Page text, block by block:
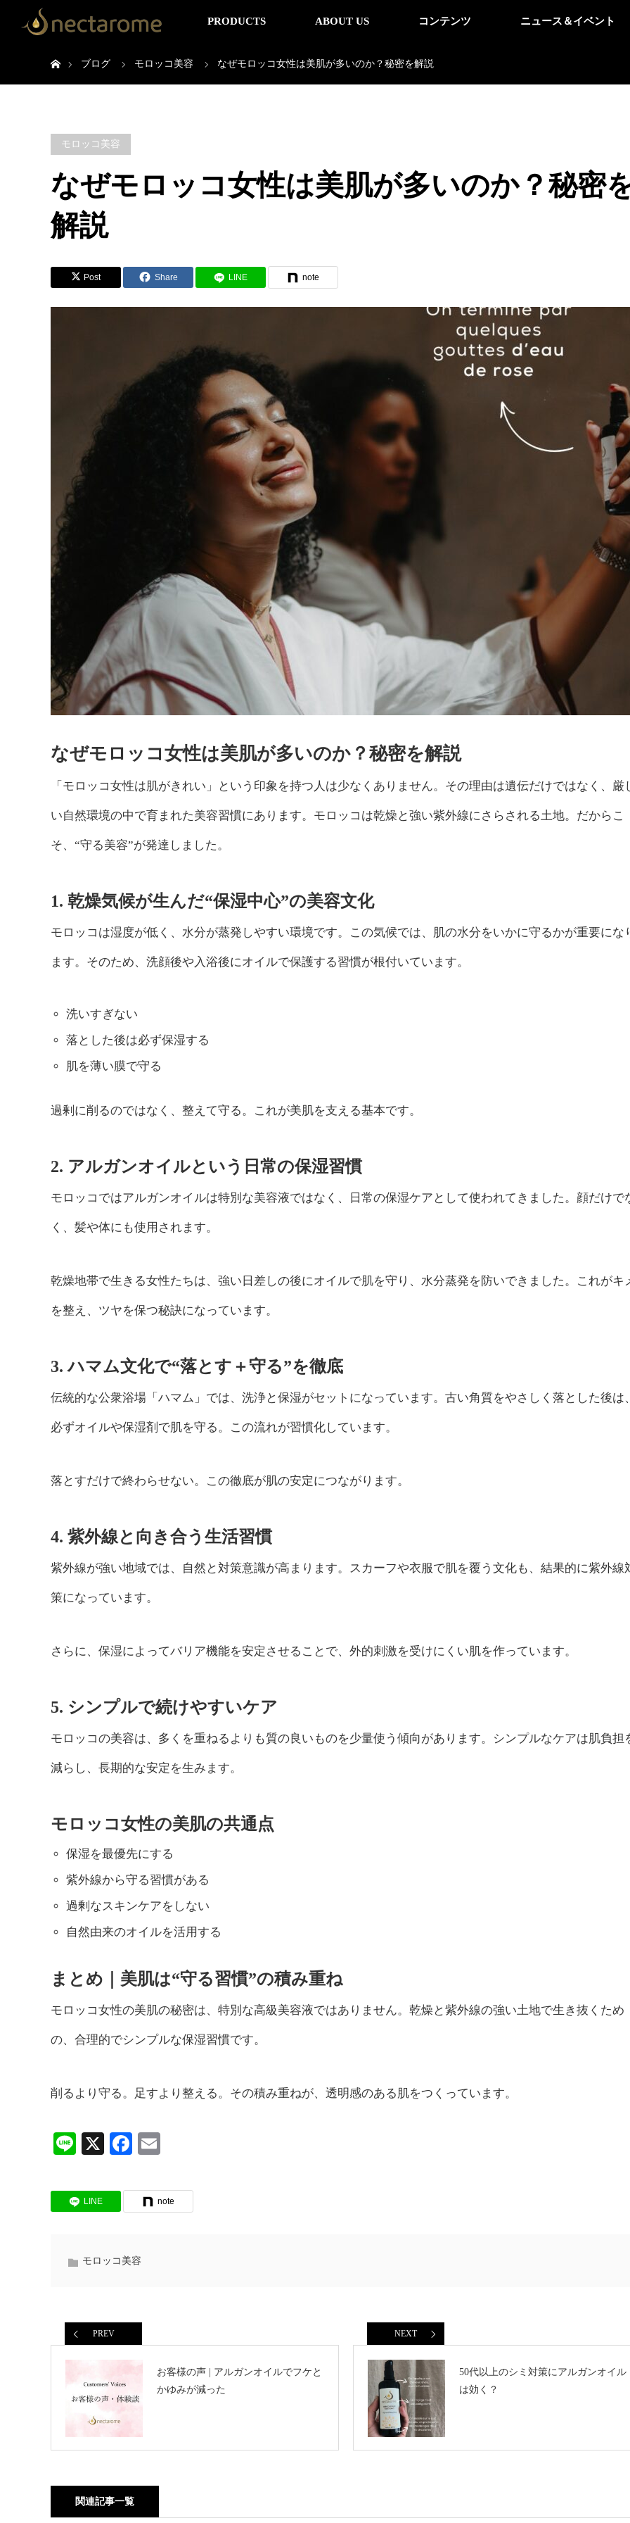
PRODUCTS ABOUT US コンテンツ ニュース＆イベント
ブログ
モロッコ美容 なぜモロッコ女性は美肌が多いのか？秘密を解説
モロッコ美容
なぜモロッコ女性は美肌が多いのか？秘密
解説
Post Share LINE note
なぜモロッコ女性は美肌が多いのか？秘密を解説
「モロッコ女性は肌がきれい」という印象を持つ人は少なくありません。その理由は遺伝だけではなく、厳
い自然環境の中で育まれた美容習慣にあります。モロッコは乾燥と強い紫外線にさらされる土地。だからこ
そ、“守る美容”が発達しました。
1. 乾燥気候が生んだ“保湿中心”の美容文化
モロッコは湿度が低く、水分が蒸発しやすい環境です。この気候では、肌の水分をいかに守るかが重要にな
ます。そのため、洗顔後や入浴後にオイルで保護する習慣が根付いています。
洗いすぎない
落とした後は必ず保湿する
肌を薄い膜で守る
過剰に削るのではなく、整えて守る。これが美肌を支える基本です。
2. アルガンオイルという日常の保湿習慣
モロッコではアルガンオイルは特別な美容液ではなく、日常の保湿ケアとして使われてきました。顔だけで
く、髪や体にも使用されます。
乾燥地帯で生きる女性たちは、強い日差しの後にオイルで肌を守り、水分蒸発を防いできました。これがキ
を整え、ツヤを保つ秘訣になっています。
3. ハマム文化で“落とす＋守る”を徹底
伝統的な公衆浴場「ハマム」では、洗浄と保湿がセットになっています。古い角質をやさしく落とした後は
必ずオイルや保湿剤で肌を守る。この流れが習慣化しています。
落とすだけで終わらせない。この徹底が肌の安定につながります。
4. 紫外線と向き合う生活習慣
紫外線が強い地域では、自然と対策意識が高まります。スカーフや衣服で肌を覆う文化も、結果的に紫外線
策になっています。
さらに、保湿によってバリア機能を安定させることで、外的刺激を受けにくい肌を作っています。
5. シンプルで続けやすいケア
モロッコの美容は、多くを重ねるよりも質の良いものを少量使う傾向があります。シンプルなケアは肌負担
減らし、長期的な安定を生みます。
モロッコ女性の美肌の共通点
保湿を最優先にする
紫外線から守る習慣がある
過剰なスキンケアをしない
自然由来のオイルを活用する
まとめ｜美肌は“守る習慣”の積み重ね
モロッコ女性の美肌の秘密は、特別な高級美容液ではありません。乾燥と紫外線の強い土地で生き抜くため
の、合理的でシンプルな保湿習慣です。
削るより守る。足すより整える。その積み重ねが、透明感のある肌をつくっています。
LineX Facebook
LINE note
モロッコ美容
PREV
お客様の声 | アルガンオイルでフケと
かゆみが減った
NEXT
50代以上のシミ対策にアルガンオイル
は効く？
関連記事一覧